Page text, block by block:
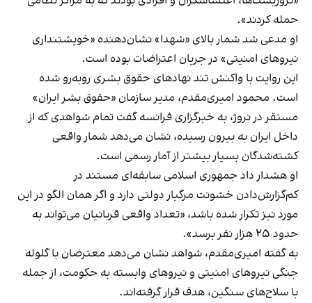
حمله کردند».
او مدعی شد شمار بالای «شهدا» نشان‌دهنده «خویشتنداری
نیروهای امنیتی» در جریان اعتراضات بوده است.
این روایت با واکنش تند نهادهای حقوق بشری روبه‌رو شده
است. محمود امیری‌مقدم، مدیر سازمان «حقوق بشر ایران»
مستقر در نروژ، به خبرگزاری فرانسه گفت تمام شواهدی که از
داخل ایران به بیرون رسیده، نشان می‌دهد شمار واقعی
کشته‌شدگان بسیار بیشتر از آمار رسمی است.
او هشدار داد جمهوری اسلامی سابقه‌ای مستند در
کم‌گزارش‌دادن خشونت مرگبار دولتی دارد و اگر همان الگو در این
مورد نیز تکرار شده باشد، «تعداد واقعی قربانیان می‌تواند به
حدود ۲۵ هزار نفر برسد».
به گفته امیری‌مقدم، شواهد نشان می‌دهد معترضان با گلوله
جنگی نیروهای امنیتی و نیروهای وابسته به حکومت، از جمله
با سلاح‌های سنگین، هدف قرار گرفته‌اند.